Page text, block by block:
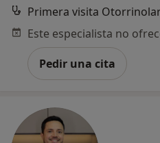
Primera visita
Pedir una cita